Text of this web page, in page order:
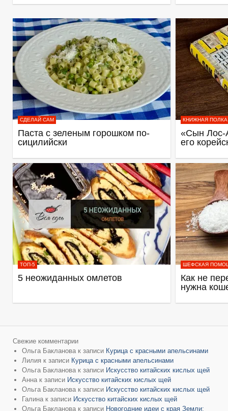
СДЕЛАЙ САМ
Паста с зеленым горошком по-
сицилийски
КНИЖНАЯ ПОЛКА
«Сын Лос-
его
ТОП-5
5 неожиданных омлетов
ШЕФСКАЯ
Как не
нужна
Свежие комментарии
Ольга Бакланова к записи Курица с красными апельсинами
Лилия к записи Курица с красными апельсинами
Ольга Бакланова к записи Искусство китайских кислых щей
Анна к записи Искусство китайских кислых щей
Ольга Бакланова к записи Искусство китайских кислых щей
Галина к записи Искусство китайских кислых щей
Ольга Бакланова к записи Новогодние идеи с края Земли: